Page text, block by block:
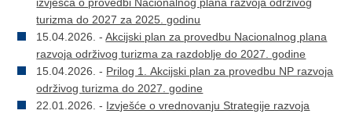
turizma do 2027 za 2025. godinu
15.04.2026. -Akcijski plan za provedbu Nacionalnog plana
razvoja održivog turizma za razdoblje do 2027. godine
15.04.2026. - Prilog 1. Akcijski plan za provedbu NP razvoja
održivog turizma do 2027. godine
22.01.2026. - Izvješće o vrednovanju Strategije razvoja